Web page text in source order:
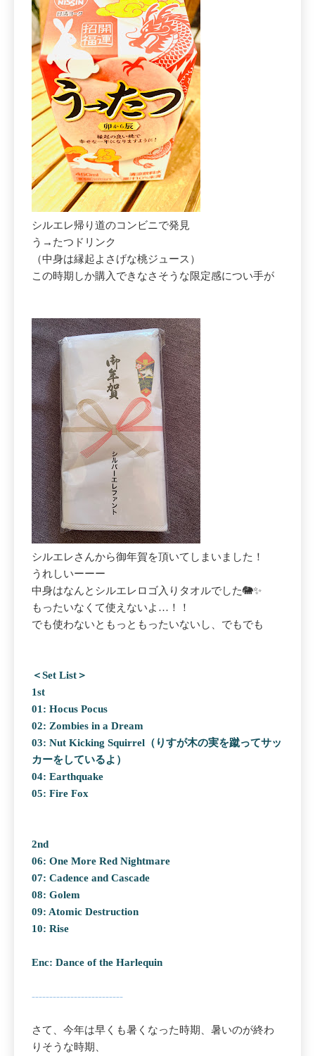
シルエレ帰り道のコンビニで発見
う→たつドリンク
（中身は縁起よさげな桃ジュース）
この時期しか購入できなさそうな限定感につい手が
シルエレさんから御年賀を頂いてしまいました！
うれしいーーー
中身はなんとシルエレロゴ入りタオルでした🐘✨
もったいなくて使えないよ…！！
でも使わないともっともったいないし、でもでも
＜Set List＞
1st
01: Hocus Pocus
02: Zombies in a Dream
03: Nut Kicking Squirrel（りすが木の実を蹴ってサッ
カーをしているよ）
04: Earthquake
05: Fire Fox
2nd
06: One More Red Nightmare
07: Cadence and Cascade
08: Golem
09: Atomic Destruction
10: Rise
Enc: Dance of the Harlequin
--------------------------
さて、今年は早くも暑くなった時期、暑いのが終わ
りそうな時期、